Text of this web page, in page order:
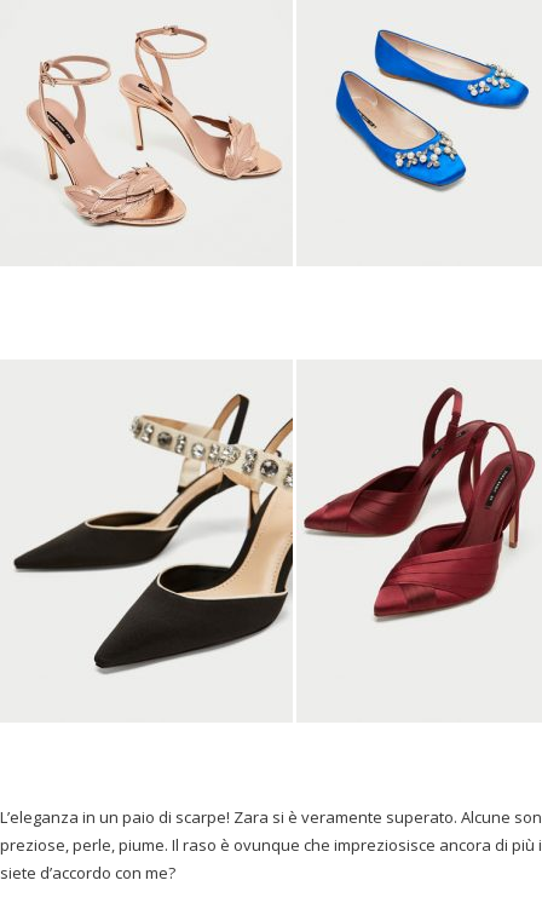
L’eleganza in un paio di scarpe! Zara si è veramente superato. Alcune
preziose, perle, piume. Il raso è ovunque che impreziosisce ancora di
siete d’accordo con me?